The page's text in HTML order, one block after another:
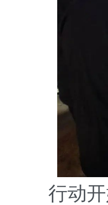
行动开